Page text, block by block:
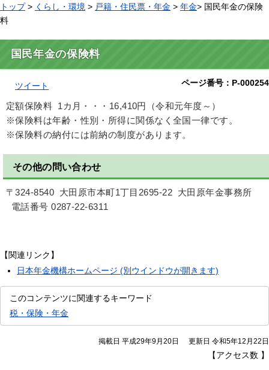
トップ> くらし・環境 > 戸籍・住民票・年金 > 年金> 国民年金の保険
料
国民年金の保険料
ページ番号：P-000254
ツイート
定額保険料 1カ月・・・16,410円（令和元年度～）
※保険料は年齢・性別・所得に関係なく全国一律です。
※保険料の納付には前納の制度があります。
その他の問い合わせ
〒324-8540 大田原市本町1丁目2695-22 大田原年金事務所
電話番号 0287-22-6311
【関連リンク】
日本年金機構ホームページ (別ウインドウが開きます)
このコンテンツに関連するキーワード
税・保険・年金
掲載日 平成29年9月20日 更新日 令和5年12月22日
【アクセス数 】